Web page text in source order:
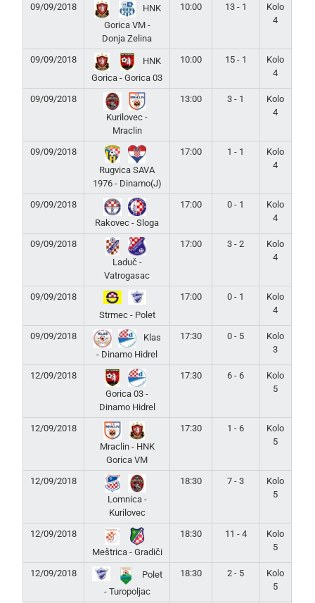
09/09/2018
HNK
Gorica VM -
Donja Zelina
10:00 13 - 1
Kolo
4
09/09/2018
HNK
Gorica - Gorica 03
10:00 15 - 1
Kolo
4
09/09/2018
Kurilovec -
Mraclin
13:00 3 - 1
Kolo
4
09/09/2018
Rugvica SAVA
1976 - Dinamo(J)
17:00 1 - 1
Kolo
4
09/09/2018
Rakovec - Sloga
17:00 0 - 1
Kolo
4
09/09/2018
Laduč -
Vatrogasac
17:00 3 - 2
Kolo
4
09/09/2018
Strmec - Polet
17:00 0 - 1
Kolo
4
09/09/2018
Klas
- Dinamo Hidrel
17:30 0 - 5
Kolo
3
12/09/2018
Gorica 03 -
Dinamo Hidrel
17:30 6 - 6
Kolo
5
12/09/2018
Mraclin - HNK
Gorica VM
17:30 1 - 6
Kolo
5
12/09/2018
Lomnica -
Kurilovec
18:30 7 - 3
Kolo
5
12/09/2018
Meštrica - Gradiči
18:30 11 - 4
Kolo
5
12/09/2018
Polet
- Turopoljac
18:30 2 - 5
Kolo
5